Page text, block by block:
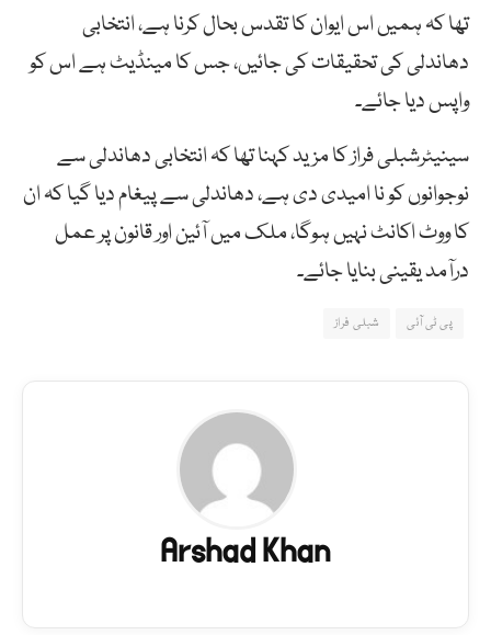
تھا کہ ہمیں اس ایوان کا تقدس بحال کرنا ہے، انتخابی
دھاندلی کی تحقیقات کی جائیں، جس کا مینڈیٹ ہے اس کو
واپس دیا جائے۔
سینیٹرشبلی فراز کا مزید کہنا تھا کہ انتخابی دھاندلی سے
نوجوانوں کو نا امیدی دی ہے، دھاندلی سے پیغام دیا گیا کہ ان
کا ووٹ اکانٹ نہیں ہوگا، ملک میں آئین اور قانون پر عمل
درآمد یقینی بنایا جائے۔
پی ٹی آئی شبلی فراز
Arshad Khan